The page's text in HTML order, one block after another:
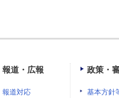
報道・広報
報道対応
政策・
基本方針